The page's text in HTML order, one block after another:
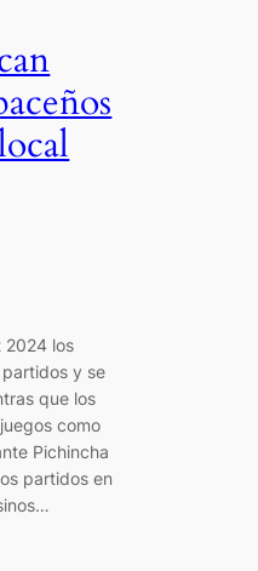
2024 los
y se
que los
como
Pichincha
partidos en